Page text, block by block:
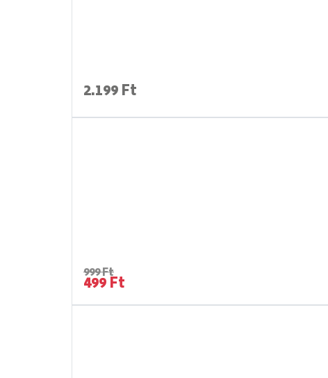
2.199 Ft
999 Ft
499 Ft